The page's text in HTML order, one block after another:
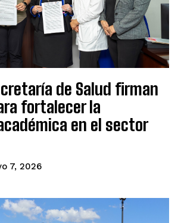
de Salud firman
fortalecer la
en el sector
7, 2026